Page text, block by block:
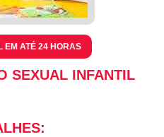
EM ATÉ 24 HORAS
SEXUAL INFANTIL